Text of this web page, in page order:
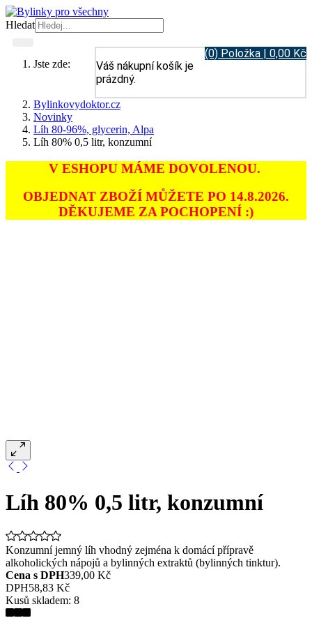
Hledat
(0) Položka | 0,00 Kč
Váš nákupní košík je
prázdný.
Jste zde:
Bylinkovydoktor.cz
Novinky
Líh 80-96%, glycerin, Alpa
Líh 80% 0,5 litr, konzumní
V ESHOPU MÁME DOVOLENOU.
OBJEDNAT ZBOŽÍ MŮŽETE PO 14.8.2026.
DĚKUJEME ZA POCHOPENÍ :)
Líh 80% 0,5 litr, konzumní
Konzumní jemný líh vhodný zejména k domácí přípravě
alkoholických nápojů a bylinných extraktů (bylinných tinktur).
Cena s DPH339,00 Kč
DPH58,83 Kč
Kusů skladem: 8